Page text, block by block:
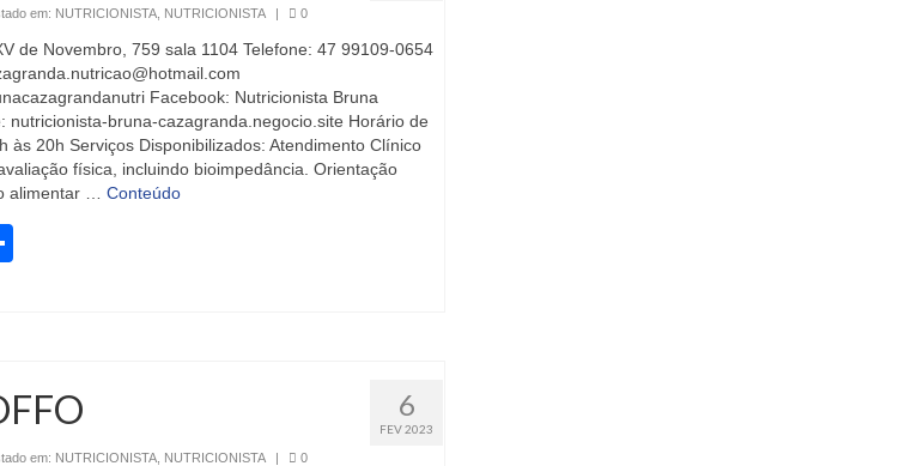
em: NUTRICIONISTA, NUTRICIONISTA | 0
de Novembro, 759 sala 1104 Telefone: 47 99109-0654
Facebook: Nutricionista Bruna
nutricionista-bruna-cazagranda.negocio.site Horário de
às 20h Serviços Disponibilizados: Atendimento Clínico
física, incluindo bioimpedância. Orientação
alimentar … Conteúdo
6
FEV 2023
em: NUTRICIONISTA, NUTRICIONISTA | 0